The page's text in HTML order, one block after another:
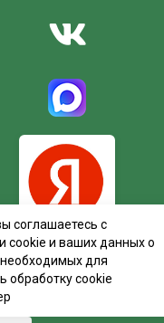
соглашаетесь с
cookie и ваших данных о
для
обработку cookie